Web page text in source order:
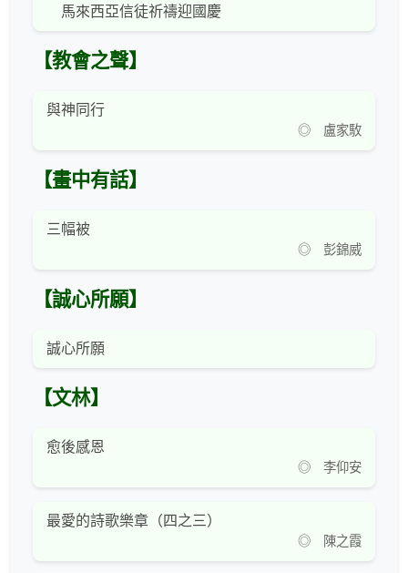
馬來西亞信徒祈禱迎國慶
【教會之聲】
與神同行
◎ 盧家駇
【畫中有話】
三幅被
◎ 彭錦威
【誠心所願】
誠心所願
【文林】
愈後感恩
◎ 李仰安
最愛的詩歌樂章（四之三）
◎ 陳之霞